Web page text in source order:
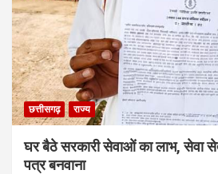
छत्तीसगढ़ राज्य
घर बैठे सरकारी सेवाओं का लाभ, सेवा
पत्र बनवाना